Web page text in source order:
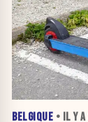
BELGIQUE • IL Y A